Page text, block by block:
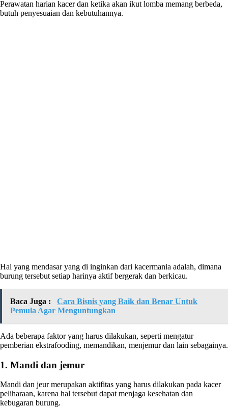
Perawatan harian kacer dan ketika akan ikut lomba memang berbeda,
butuh penyesuaian dan kebutuhannya.
Hal yang mendasar yang di inginkan dari kacermania adalah, dimana
burung tersebut setiap harinya aktif bergerak dan berkicau.
Baca Juga :
Cara Bisnis yang Baik dan Benar Untuk
Pemula Agar Menguntungkan
Ada beberapa faktor yang harus dilakukan, seperti mengatur
pemberian ekstrafooding, memandikan, menjemur dan lain sebagainya.
1. Mandi dan jemur
Mandi dan jeur merupakan aktifitas yang harus dilakukan pada kacer
peliharaan, karena hal tersebut dapat menjaga kesehatan dan
kebugaran burung.